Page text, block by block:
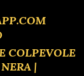
COLPEVOLE
|